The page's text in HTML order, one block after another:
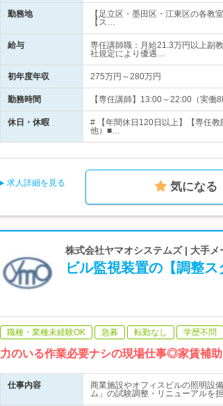
勤務地
【足立区・墨田区・江東区の各教
【ス…
給与
専任講師職：月給21.3万円以上副
社規定により優遇…
初年度年収 275万円～280万円
勤務時間 【専任講師】13:00～22:00（実
休日・休暇
# 【年間休日120日以上】【専任
他）■…
求人詳細を見る 気になる
株式会社ヤマオシステムズ | 大手
ビル監視装置の【調整
職種・業種未経験OK 急募 転勤なし 学歴不問
力のいる作業必要ナシの現場仕事◎家賃補
仕事内容
商業施設やオフィスビルの照明設
ム」の試験調整・リニューアルを